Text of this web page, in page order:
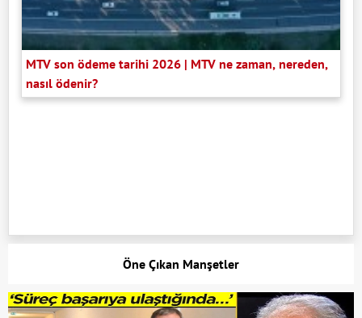
MTV son ödeme tarihi 2026 | MTV ne zaman, nereden,
nasıl ödenir?
Öne Çıkan Manşetler